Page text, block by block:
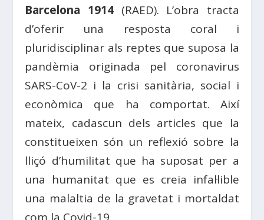
Barcelona 1914(RAED). L’obra tracta
d’oferir una resposta coral i
pluridisciplinar als reptes que suposa la
pandèmia originada pel coronavirus
SARS-CoV-2 i la crisi sanitària, social i
econòmica que ha comportat. Així
mateix, cadascun dels articles que la
constitueixen són un reflexió sobre la
lliçó d’humilitat que ha suposat per a
una humanitat que es creia infal·lible
una malaltia de la gravetat i mortaldat